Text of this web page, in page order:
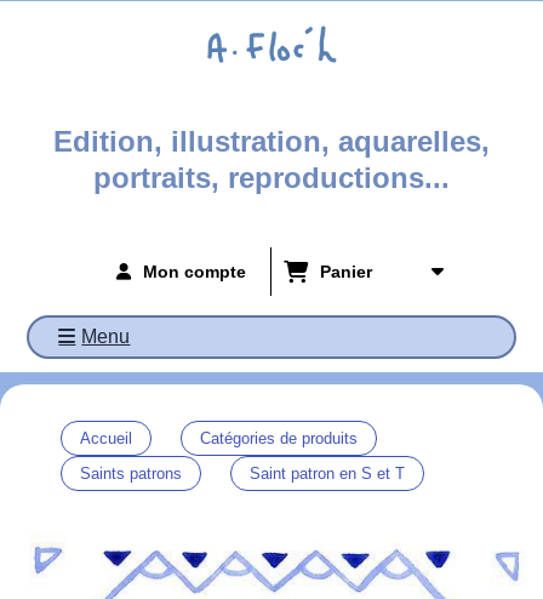
Edition, illustration, aquarelles,
portraits, reproductions...
Mon compte Panier
Menu
Accueil
Catégories de produits
Saints patrons
Saint patron en S et T